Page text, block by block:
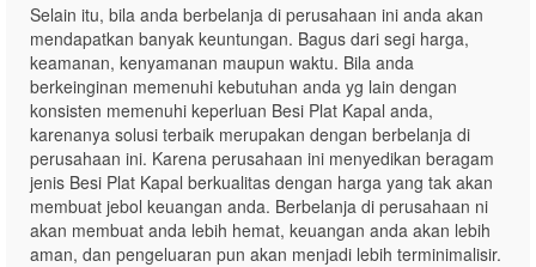
Selain itu, bila anda berbelanja di perusahaan ini anda akan
mendapatkan banyak keuntungan. Bagus dari segi harga,
keamanan, kenyamanan maupun waktu. Bila anda
berkeinginan memenuhi kebutuhan anda yg lain dengan
konsisten memenuhi keperluan Besi Plat Kapal anda,
karenanya solusi terbaik merupakan dengan berbelanja di
perusahaan ini. Karena perusahaan ini menyedikan beragam
jenis Besi Plat Kapal berkualitas dengan harga yang tak akan
membuat jebol keuangan anda. Berbelanja di perusahaan ni
akan membuat anda lebih hemat, keuangan anda akan lebih
aman, dan pengeluaran pun akan menjadi lebih terminimalisir.